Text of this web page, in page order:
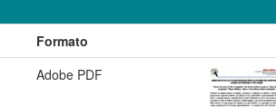
Formato
Adobe PDF